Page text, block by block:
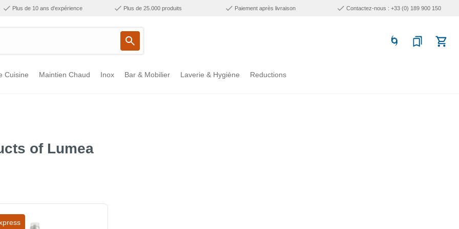
Plus de 10 ans d'expérience Plus de 25.000 produits Paiement après livraison Contactez-nous : +33 (0) 189 900 150
Cuisine Maintien Chaud Inox Bar & Mobilier Laverie & Hygiène Reductions
of Lumea